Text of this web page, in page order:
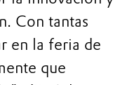
Con tantas
en la feria de
que